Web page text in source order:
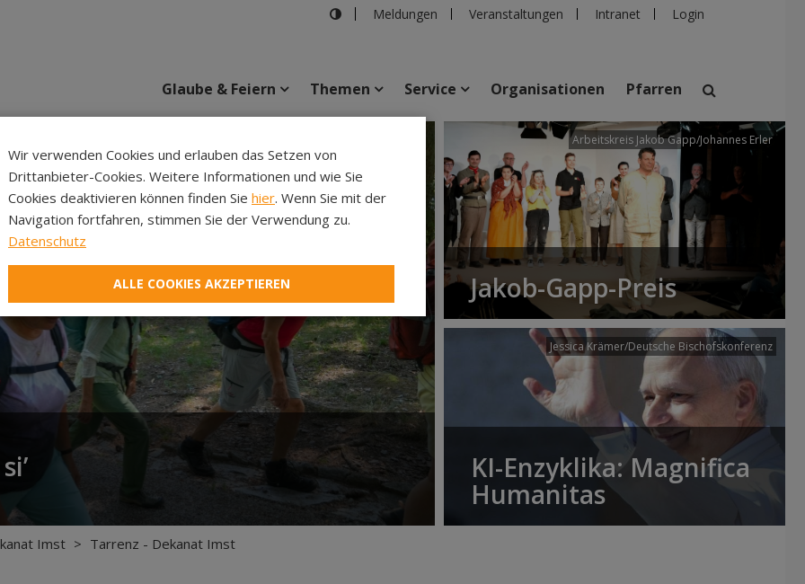
Meldungen Veranstaltungen Intranet Login
suchen
Veranstaltungen Personen Pfarren Einrichtungen
Glaube & Feiern Themen Service Organisationen Pfarren
Arbeitskreis Jakob Gapp/Johannes Erler
Jakob-Gapp-Preis
Jessica Krämer/Deutsche Bischofskonferenz
KI-Enzyklika: Magnifica
Humanitas
Imst > Tarrenz - Dekanat Imst
Wir verwenden Cookies und erlauben das Setzen von
Drittanbieter-Cookies. Weitere Informationen und wie Sie
Cookies deaktivieren können finden Sie hier. Wenn Sie mit der
Navigation fortfahren, stimmen Sie der Verwendung zu.
Datenschutz
ALLE COOKIES AKZEPTIEREN